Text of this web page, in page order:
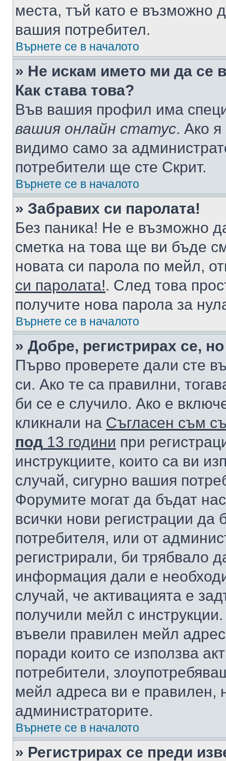
места, тъй като е възможно
вашия потребител.
Върнете се в началото
» Не искам името ми да се
Как става това?
Във вашия профил има
вашия онлайн статус. Ако
видимо само за
потребители ще сте Скрит.
Върнете се в началото
» Забравих си паролата!
Без паника! Не е възможно
сметка на това ще ви бъде
новата си парола по мейл,
си паролата!. След това
получите нова парола за
Върнете се в началото
» Добре, регистрирах се,
Първо проверете дали сте
си. Ако те са правилни,
би се е случило. Ако е
кликнали на Съгласен съм
под 13 години при
инструкциите, които са ви
случай, сигурно вашия
Форумите могат да бъдат
всички нови регистрации да
потребителя, или от
регистрирали, би трябвало
информация дали е
случай, че активацията е
получили мейл с
въвели правилен мейл
поради които се използва
потребители,
мейл адреса ви е правилен,
администраторите.
Върнете се в началото
» Регистрирах се преди